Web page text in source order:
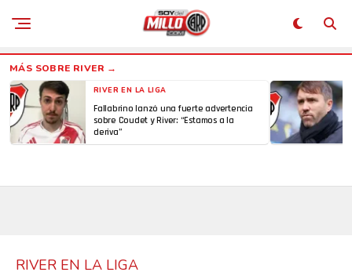
RIVER EN LA LIGA
Fallabrino lanzó una fuerte advertencia
sobre Coudet y River: “Estamos a la
deriva”
RIVER EN LA LIGA